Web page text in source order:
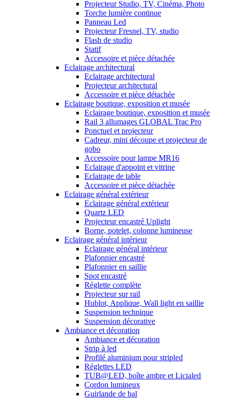
Projecteur Studio, TV, Cinéma, Photo
Torche lumière continue
Panneau Led
Projecteur Fresnel, TV, studio
Flash de studio
Statif
Accessoire et pièce détachée
Eclairage architectural
Eclairage architectural
Projecteur architectural
Accessoire et pièce détachée
Eclairage boutique, exposition et musée
Eclairage boutique, exposition et musée
Rail 3 allumages GLOBAL Trac Pro
Ponctuel et projecteur
Cadreur, mini découpe et projecteur de
gobo
Accessoire pour lampe MR16
Eclairage d'appoint et vitrine
Eclairage de table
Accessoire et pièce détachée
Eclairage général extérieur
Eclairage général extérieur
Quartz LED
Projecteur encastré Uplight
Borne, potelet, colonne lumineuse
Eclairage général intérieur
Eclairage général intérieur
Plafonnier encastré
Plafonnier en saillie
Spot encastré
Réglette complète
Projecteur sur rail
Hublot, Applique, Wall light en saillie
Suspension technique
Suspension décorative
Ambiance et décoration
Ambiance et décoration
Strip à led
Profilé aluminium pour stripled
Réglettes LED
TUB@LED, boîte ambre et Licialed
Cordon lumineux
Guirlande de bal